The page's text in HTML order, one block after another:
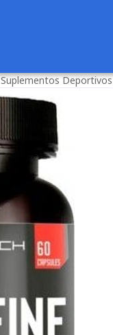
Suplementos Deportivos